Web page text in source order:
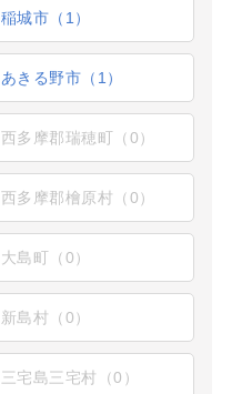
稲城市（1）
あきる野市（1）
西多摩郡瑞穂町（0）
西多摩郡檜原村（0）
大島町（0）
新島村（0）
三宅島三宅村（0）